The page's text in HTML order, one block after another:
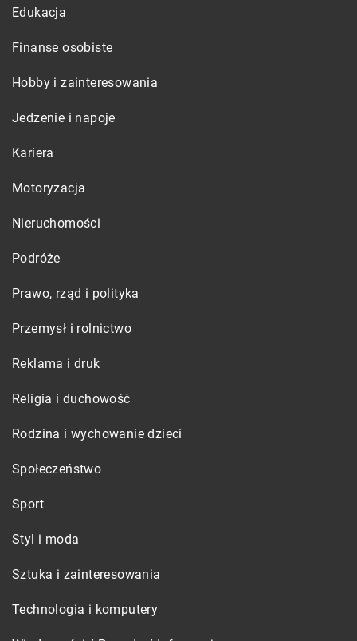
Edukacja
Finanse osobiste
Hobby i zainteresowania
Jedzenie i napoje
Kariera
Motoryzacja
Nieruchomości
Podróże
Prawo, rząd i polityka
Przemysł i rolnictwo
Reklama i druk
Religia i duchowość
Rodzina i wychowanie dzieci
Społeczeństwo
Sport
Styl i moda
Sztuka i zainteresowania
Technologia i komputery